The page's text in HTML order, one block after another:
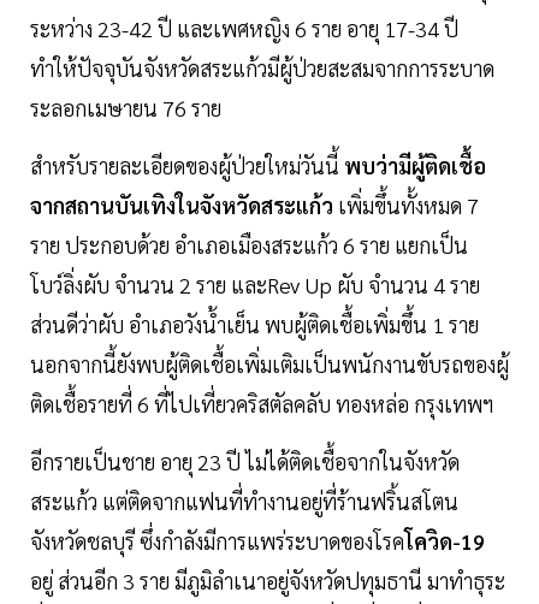
ระหว่าง 23-42 ปี และเพศหญิง 6 ราย อายุ 17-34 ปี
ทำให้ปัจจุบันจังหวัดสระแก้วมีผู้ป่วยสะสมจากการระบาด
ระลอกเมษายน 76 ราย
สำหรับรายละเอียดของผู้ป่วยใหม่วันนี้ พบว่ามีผู้ติดเชื้อ
จากสถานบันเทิงในจังหวัดสระแก้ว เพิ่มขึ้นทั้งหมด 7
ราย ประกอบด้วย อำเภอเมืองสระแก้ว 6 ราย แยกเป็น
โบว์ลิ่งผับ จำนวน 2 ราย และRev Up ผับ จำนวน 4 ราย
ส่วนดีว่าผับ อำเภอวังน้ำเย็น พบผู้ติดเชื้อเพิ่มขึ้น 1 ราย
นอกจากนี้ยังพบผู้ติดเชื้อเพิ่มเติมเป็นพนักงานขับรถของผู้
ติดเชื้อรายที่ 6 ที่ไปเที่ยวคริสตัลคลับ ทองหล่อ กรุงเทพฯ
อีกรายเป็นชาย อายุ 23 ปี ไม่ได้ติดเชื้อจากในจังหวัด
สระแก้ว แต่ติดจากแฟนที่ทำงานอยู่ที่ร้านฟริ้นสโตน
จังหวัดชลบุรี ซึ่งกำลังมีการแพร่ระบาดของโรคโควิด-19
อยู่ ส่วนอีก 3 ราย มีภูมิลำเนาอยู่จังหวัดปทุมธานี มาทำธุระ